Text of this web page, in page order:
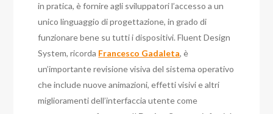
in pratica, è fornire agli sviluppatori l’accesso a un
unico linguaggio di progettazione, in grado di
funzionare bene su tutti i dispositivi.Fluent Design
System, ricorda Francesco Gadaleta, è
un’importante revisione visiva del sistema operativo
che include nuove animazioni, effetti visivi e altri
miglioramenti dell’interfaccia utente come